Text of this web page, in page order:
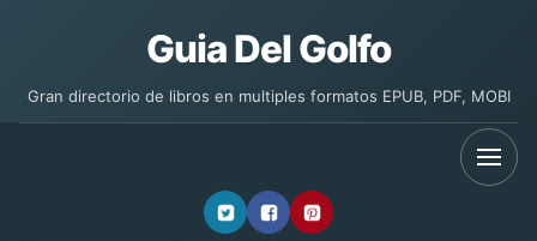
Guia Del Golfo
Gran directorio de libros en multiples formatos EPUB, PDF, MOBI